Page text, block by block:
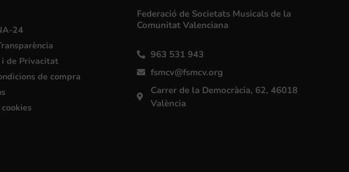
24
de Privacitat
de compra
Federació de Societats Musicals de la
Comunitat Valenciana
963 531 943
fsmcv@fsmcv.org
Carrer de la Democràcia, 62, 46018
València